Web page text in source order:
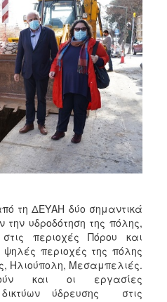
τη ΔΕΥΑΗ δύο σημαντικά
υδροδότηση της πόλης,
περιοχές Πόρου και
περιοχές της πόλης
Ηλιούπολη, Μεσαμπελιές.
και οι εργασίες
ύδρευσης στις